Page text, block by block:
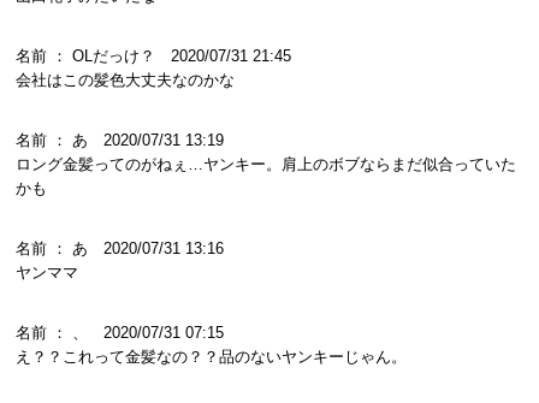
名前 ： OLだっけ？ 2020/07/31 21:45
会社はこの髪色大丈夫なのかな
名前 ： あ 2020/07/31 13:19
ロング金髪ってのがねぇ…ヤンキー。肩上のボブならまだ似合っていた
かも
名前 ： あ 2020/07/31 13:16
ヤンママ
名前 ： 、 2020/07/31 07:15
え？？これって金髪なの？？品のないヤンキーじゃん。